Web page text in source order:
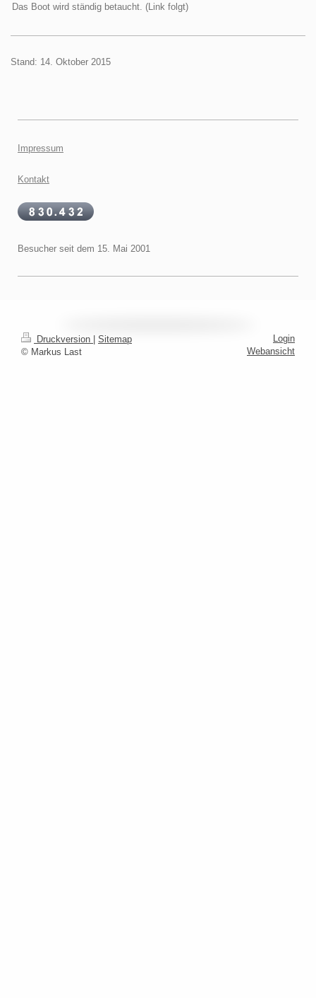
Das Boot wird ständig betaucht. (Link folgt)
Stand: 14. Oktober 2015
Impressum
Kontakt
Besucher seit dem 15. Mai 2001
Druckversion
Sitemap
© Markus Last
Login
Webansicht